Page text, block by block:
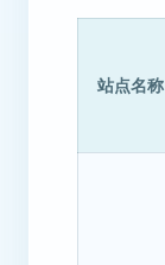
站点名称